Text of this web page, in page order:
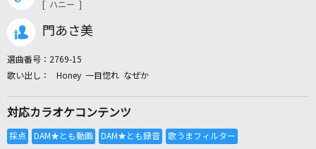
全国りれき
[ ハニー ]
門あさ美
選曲番号： 2769-15
Honey 一目惚れ なぜか
対応カラオケコンテンツ